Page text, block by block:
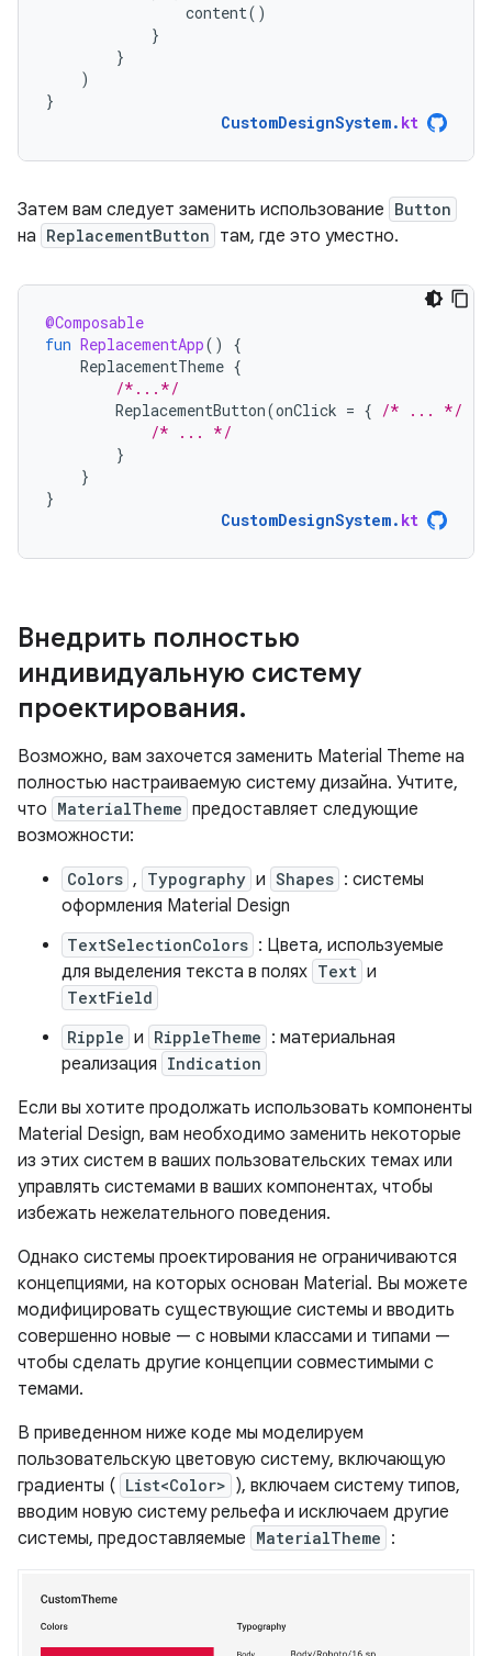
content()
}
}
)
}
CustomDesignSystem. kt
Затем вам следует заменить использование Button
на ReplacementButton там, где это уместно.
@Composable
fun ReplacementApp()
{
ReplacementTheme {
/*...*/
ReplacementButton(onClick = { /* ... */
/* ... */
}
}
}
CustomDesignSystem. kt
Внедрить полностью
индивидуальную систему
проектирования.
Возможно, вам захочется заменить Material Theme на
полностью настраиваемую систему дизайна. Учтите,
что MaterialTheme предоставляет следующие
возможности:
Colors , Typography и Shapes : системы
оформления Material Design
TextSelectionColors : Цвета, используемые
для выделения текста в полях Text и
TextField
Ripple и RippleTheme : материальная
реализация Indication
Если вы хотите продолжать использовать компоненты
Material Design, вам необходимо заменить некоторые
из этих систем в ваших пользовательских темах или
управлять системами в ваших компонентах, чтобы
избежать нежелательного поведения.
Однако системы проектирования не ограничиваются
концепциями, на которых основан Material. Вы можете
модифицировать существующие системы и вводить
совершенно новые — с новыми классами и типами —
чтобы сделать другие концепции совместимыми с
темами.
В приведенном ниже коде мы моделируем
пользовательскую цветовую систему, включающую
градиенты ( List<Color> ), включаем систему типов,
вводим новую систему рельефа и исключаем другие
системы, предоставляемые MaterialTheme :